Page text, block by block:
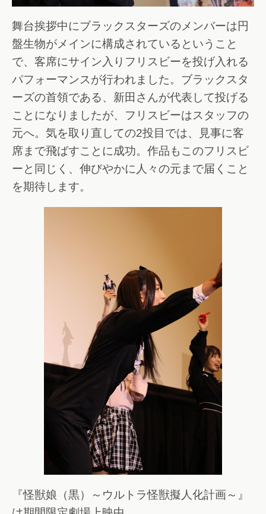
舞台挨拶中にブラックスターズのメンバーは円
盤生物がメインに構成されているということ
で、客席にサイン入りフリスビーを投げ入れる
パフォーマンスが行われました。ブラックスタ
ーズの首領である、新田さんが代表して投げる
ことになりましたが、フリスビーはスタッフの
元へ。気を取り直しての2投目では、見事に客
席まで飛ばすことに成功。作品もこのフリスビ
ーと同じく、伸びやかに人々の元まで届くこと
を期待します。
『怪獣娘（黒）～ウルトラ怪獣擬人化計画～』